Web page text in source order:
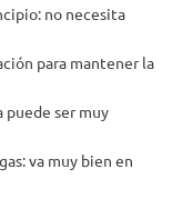
no necesita
para mantener la
ser muy
va muy bien en